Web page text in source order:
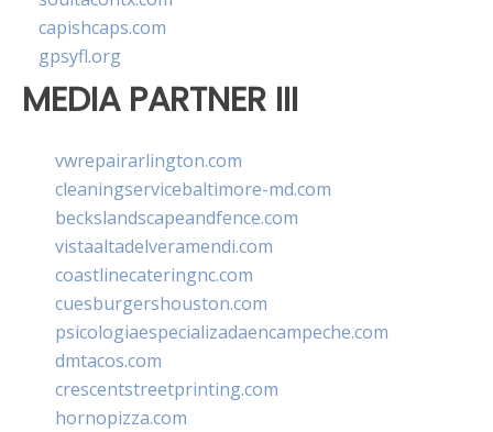
capishcaps.com
gpsyfl.org
MEDIA PARTNER III
vwrepairarlington.com
cleaningservicebaltimore-md.com
beckslandscapeandfence.com
vistaaltadelveramendi.com
coastlinecateringnc.com
cuesburgershouston.com
psicologiaespecializadaencampeche.com
dmtacos.com
crescentstreetprinting.com
hornopizza.com